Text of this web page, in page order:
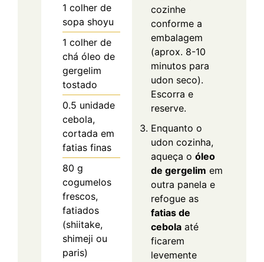
1 colher de
sopa shoyu
1 colher de
chá óleo de
gergelim
tostado
0.5 unidade
cebola,
cortada em
fatias finas
80 g
cogumelos
frescos,
fatiados
(shiitake,
shimeji ou
paris)
cozinhe
conforme a
embalagem
(aprox. 8-10
minutos para
udon seco).
Escorra e
reserve.
Enquanto o
udon cozinha,
aqueça o óleo
de gergelim em
outra panela e
refogue as
fatias de
cebola até
ficarem
levemente